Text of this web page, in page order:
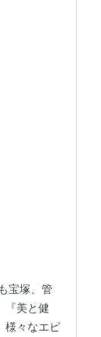
宝塚、管
『美と健
様々なエピ